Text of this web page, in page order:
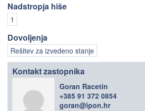
Nadstropja hiše
1
Dovoljenja
Rešitev za izvedeno stanje
Kontakt zastopnika
Goran Racetin
+385 91 372 0854
goran@ipon.hr